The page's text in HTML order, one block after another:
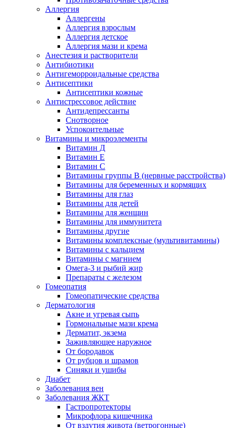
Аллергия
Аллергены
Аллергия взрослым
Аллергия детское
Аллергия мази и крема
Анестезия и растворители
Антибиотики
Антигеморроидальные средства
Антисептики
Антисептики кожные
Антистрессовое действие
Антидепрессанты
Снотворное
Успокоительные
Витамины и микроэлементы
Витамин Д
Витамин Е
Витамин С
Витамины группы В (нервные расстройства)
Витамины для беременных и кормящих
Витамины для глаз
Витамины для детей
Витамины для женщин
Витамины для иммунитета
Витамины другие
Витамины комплексные (мультивитамины)
Витамины с кальцием
Витамины с магнием
Омега-3 и рыбий жир
Препараты с железом
Гомеопатия
Гомеопатические средства
Дерматология
Акне и угревая сыпь
Гормональные мази крема
Дерматит, экзема
Заживляющее наружное
От бородавок
От рубцов и шрамов
Синяки и ушибы
Диабет
Заболевания вен
Заболевания ЖКТ
Гастропротекторы
Микрофлора кишечника
От вздутия живота (ветрогонные)